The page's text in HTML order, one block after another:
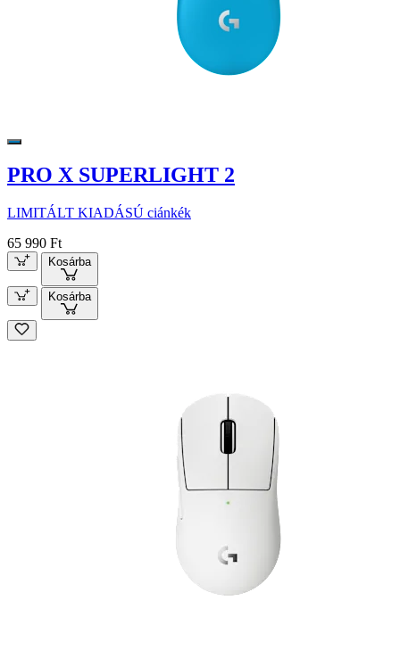
PRO X SUPERLIGHT 2
LIMITÁLT KIADÁSÚ ciánkék
65 990 Ft
Kosárba
Kosárba